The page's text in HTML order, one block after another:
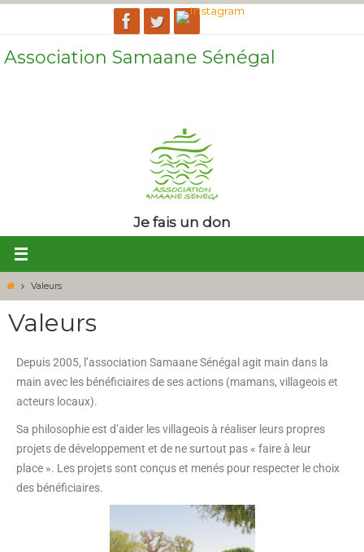
Association Samaane Sénégal
Je fais un don
Valeurs
Valeurs
Depuis 2005, l’association Samaane Sénégal agit main dans la
main avec les bénéficiaires de ses actions (mamans, villageois et
acteurs locaux).
Sa philosophie est d’aider les villageois à réaliser leurs propres
projets de développement et de ne surtout pas « faire à leur
place ». Les projets sont conçus et menés pour respecter le choix
des bénéficiaires.